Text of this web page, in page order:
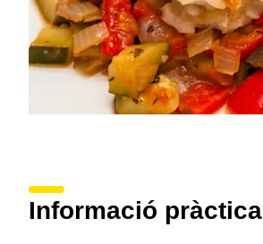
Informació pràctica